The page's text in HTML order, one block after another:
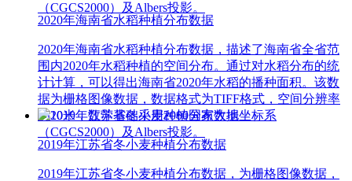
（CGCS2000）及Albers投影。
2020年海南省水稻种植分布数据
2020年海南省水稻种植分布数据，描述了海南省全省范
围内2020年水稻种植的空间分布。通过对水稻分布的统
计计算，可以得出海南省2020年水稻的播种面积。该数
据为栅格图像数据，数据格式为TIFF格式，空间分辨率
为10米，数学基础采用2000国家大地坐标系
（CGCS2000）及Albers投影。
2019年江苏省冬小麦种植分布数据
2019年江苏省冬小麦种植分布数据，为栅格图像数据，